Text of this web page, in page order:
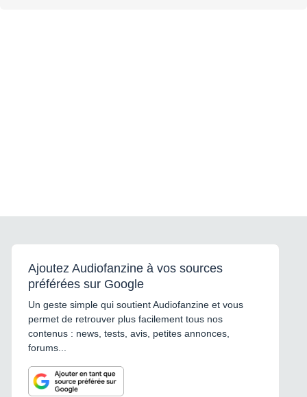
Ajoutez Audiofanzine à vos sources
préférées sur Google
Un geste simple qui soutient Audiofanzine et vous
permet de retrouver plus facilement tous nos
contenus : news, tests, avis, petites annonces,
forums...